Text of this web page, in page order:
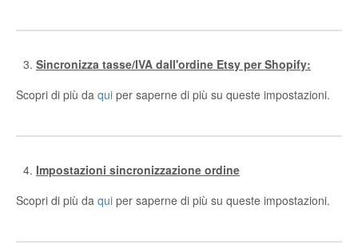
Sincronizza tasse/IVA dall'ordine Etsy per Shopify:
Scopri di più da qui per saperne di più su queste impostazioni.
Impostazioni sincronizzazione ordine
Scopri di più da qui per saperne di più su queste impostazioni.